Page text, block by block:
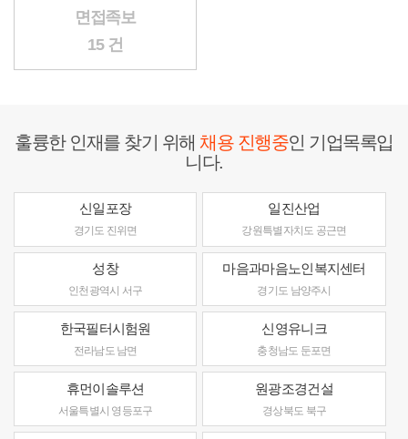
면접족보
15 건
훌륭한 인재를 찾기 위해채용 진행중인 기업목록입
니다.
신일포장
경기도 진위면
일진산업
강원특별자치도 공근면
성창
인천광역시 서구
마음과마음노인복지센터
경기도 남양주시
한국필터시험원
전라남도 남면
신영유니크
충청남도 둔포면
휴먼이솔루션
서울특별시 영등포구
원광조경건설
경상북도 북구